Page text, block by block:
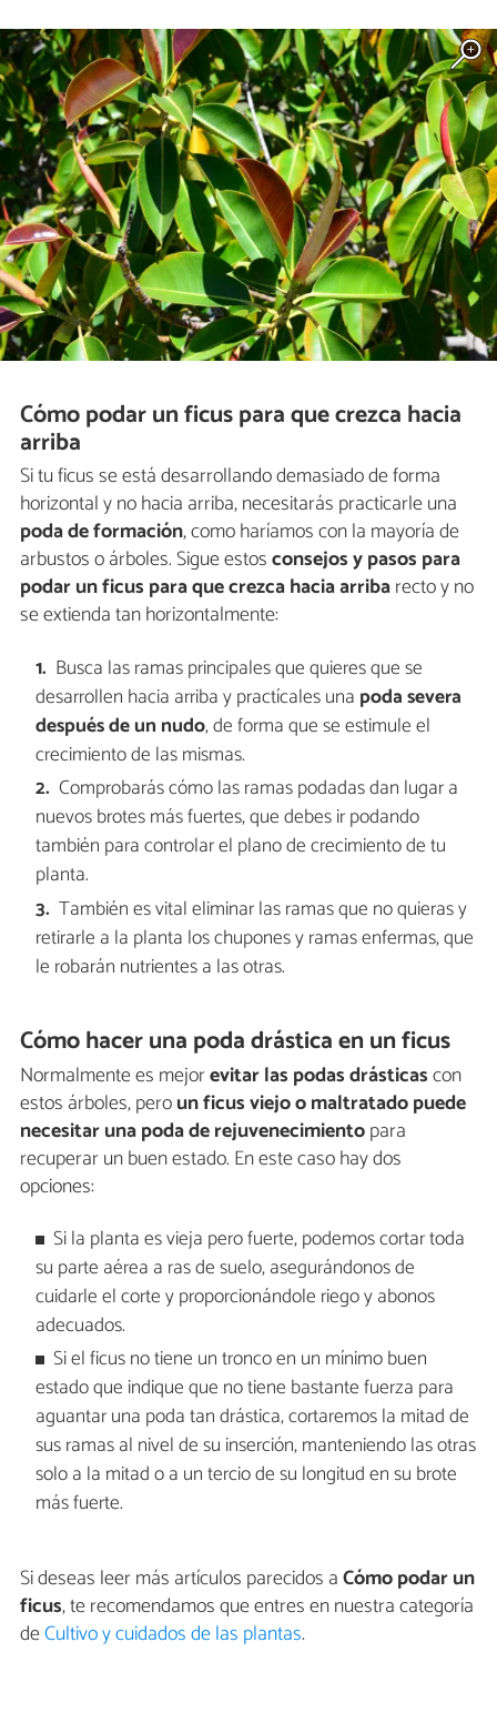
Cómo podar un ficus para que crezca hacia
arriba
Si tu ficus se está desarrollando demasiado de forma
horizontal y no hacia arriba, necesitarás practicarle una
poda de formación, como haríamos con la mayoría de
arbustos o árboles. Sigue estosconsejos y pasos para
podar un ficus para que crezca hacia arribarecto y no
se extienda tan horizontalmente:
Busca las ramas principales que quieres que se
desarrollen hacia arriba y practícales una poda severa
después de un nudo, de forma que se estimule el
crecimiento de las mismas.
Comprobarás cómo las ramas podadas dan lugar a
nuevos brotes más fuertes, que debes ir podando
también para controlar el plano de crecimiento de tu
planta.
También es vital eliminar las ramas que no quieras y
retirarle a la planta los chupones y ramas enfermas, que
le robarán nutrientes a las otras.
Cómo hacer una poda drástica en un ficus
Normalmente es mejorevitar las podas drásticascon
estos árboles, peroun ficus viejo o maltratado puede
necesitar una poda de rejuvenecimientopara
recuperar un buen estado. En este caso hay dos
opciones:
Si la planta es vieja pero fuerte, podemos cortar toda
su parte aérea a ras de suelo, asegurándonos de
cuidarle el corte y proporcionándole riego y abonos
adecuados.
Si el ficus no tiene un tronco en un mínimo buen
estado que indique que no tiene bastante fuerza para
aguantar una poda tan drástica, cortaremos la mitad de
sus ramas al nivel de su inserción, manteniendo las otras
solo a la mitad o a un tercio de su longitud en su brote
más fuerte.
Si deseas leer más artículos parecidos aCómo podar un
ficus, te recomendamos que entres en nuestra categoría
deCultivo y cuidados de las plantas.